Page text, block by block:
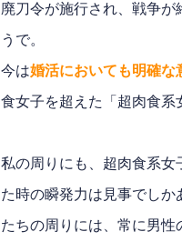
廃刀令が施行され、戦争が
うで。
今は婚活においても明確な
食女子を超えた「超肉食系
私の周りにも、超肉食系女
た時の瞬発力は見事でし
たちの周りには、常に男